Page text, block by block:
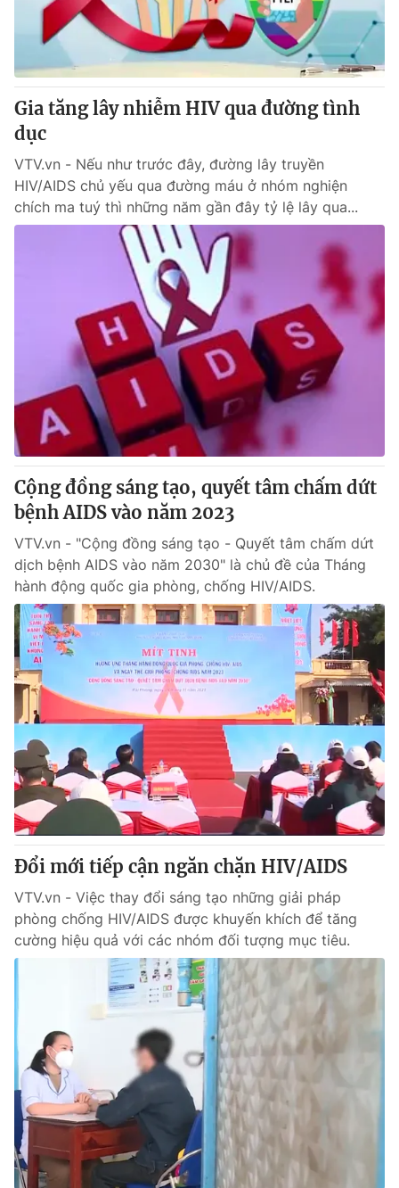
Sản phẩm
Thị trường
Tư vấn
Lịch phát sóng
Chuyên mục khác
Emagazine
Photo Infographic
Shorts video
VTV Thể thao
VTV Sức khoẻ Bất động sản
Thị trường 24h Tấm lòng Việt
VTV4 Vươn mình bằng AI
VTV9 VTV8
Liên hệ tòa soạn English
THỜI BÁO VTV
Theo dõi báo trên
Cơ quan chủ quản:Đài Truyền hình Việt Nam
Cơ quan báo chí:Thời báo VTV
Giấy phép hoạt động báo in và báo điện tử số 483/GP-BTTTT
cấp ngày 29/12/2023
Tổng Biên tập:Vũ Thanh Thủy
Phó Tổng Biên tập: Nguyễn Thị Mỹ Hạnh, Phạm Quốc Thắng,
Nguyễn Trọng Ninh
Tổng đài VTV:024.38 355 931 - 024.38 355 932
Ðiện thoại Thời báo VTV:024.66 897 897
Email:
toasoan@vtv.vn
Liên hệ quảng cáo:024-7300.7108
Gia tăng lây nhiễm HIV qua đường tình
dục
VTV.vn - Nếu như trước đây, đường lây truyền
HIV/AIDS chủ yếu qua đường máu ở nhóm nghiện
chích ma tuý thì những năm gần đây tỷ lệ lây qua...
Cộng đồng sáng tạo, quyết tâm chấm dứt
bệnh AIDS vào năm 2023
VTV.vn - "Cộng đồng sáng tạo - Quyết tâm chấm dứt
dịch bệnh AIDS vào năm 2030" là chủ đề của Tháng
hành động quốc gia phòng, chống HIV/AIDS.
Đổi mới tiếp cận ngăn chặn HIV/AIDS
VTV.vn - Việc thay đổi sáng tạo những giải pháp
phòng chống HIV/AIDS được khuyến khích để tăng
cường hiệu quả với các nhóm đối tượng mục tiêu.